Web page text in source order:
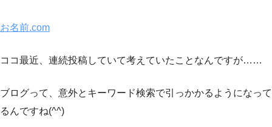
お名前.com
ココ最近、連続投稿していて考えていたことなんですが……
ブログって、意外とキーワード検索で引っかかるようになって
るんですね(^^)